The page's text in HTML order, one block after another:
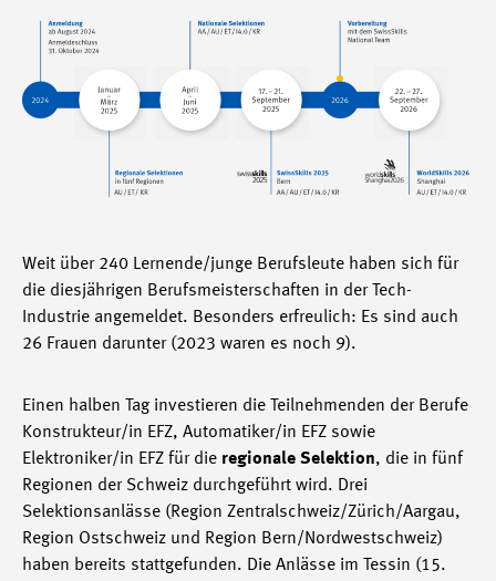
Weit über 240 Lernende/junge Berufsleute haben sich für
die diesjährigen Berufsmeisterschaften in der Tech-
Industrie angemeldet. Besonders erfreulich: Es sind auch
26 Frauen darunter (2023 waren es noch 9).
Einen halben Tag investieren die Teilnehmenden der Berufe
Konstrukteur/in EFZ, Automatiker/in EFZ sowie
Elektroniker/in EFZ für die regionale Selektion, die in fünf
Regionen der Schweiz durchgeführt wird. Drei
Selektionsanlässe (Region Zentralschweiz/Zürich/Aargau,
Region Ostschweiz und Region Bern/Nordwestschweiz)
haben bereits stattgefunden. Die Anlässe im Tessin (15.